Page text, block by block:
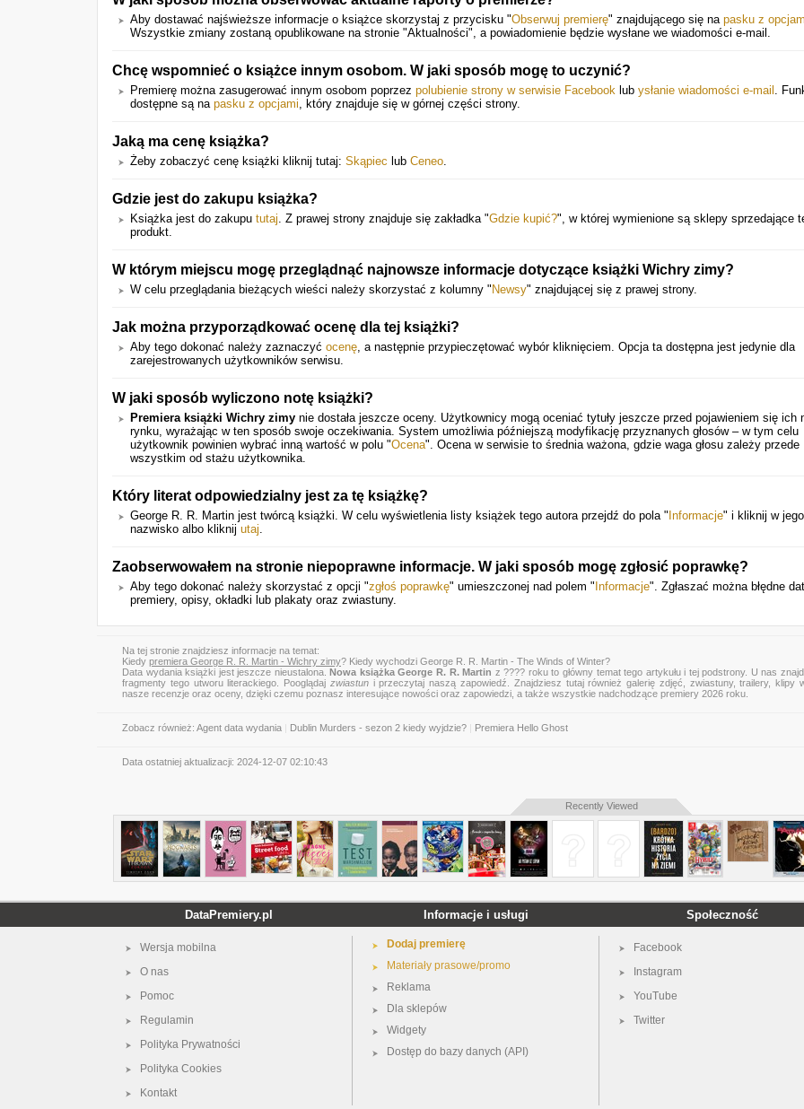
Aby dostawać najświeższe informacje o książce skorzystaj z przycisku "Obserwuj premierę" znajdującego się na pasku z
Wszystkie zmiany zostaną opublikowane na stronie "Aktualności", a powiadomienie będzie wysłane we wiadomości e-mail.
Chcę wspomnieć o książce innym osobom. W jaki sposób mogę to uczynić?
Premierę można zasugerować innym osobom poprzez polubienie strony w serwisie Facebook lub ysłanie wiadomości e-mail .
dostępne są na pasku z opcjami, który znajduje się w górnej części strony.
Jaką ma cenę książka?
Żeby zobaczyć cenę książki kliknij tutaj: Skąpiec lub Ceneo.
Gdzie jest do zakupu książka?
Książka jest do zakupu tutaj. Z prawej strony znajduje się zakładka "Gdzie kupić?", w której wymienione są sklepy sprzedające
produkt.
W którym miejscu mogę przeglądnąć najnowsze informacje dotyczące książki Wichry zimy?
W celu przeglądania bieżących wieści należy skorzystać z kolumny " Newsy" znajdującej się z prawej strony.
Jak można przyporządkować ocenę dla tej książki?
Aby tego dokonać należy zaznaczyć ocenę, a następnie przypieczętować wybór kliknięciem. Opcja ta dostępna jest jedynie dla
zarejestrowanych użytkowników serwisu.
W jaki sposób wyliczono notę książki?
Premiera książki Wichry zimy nie dostała jeszcze oceny. Użytkownicy mogą oceniać tytuły jeszcze przed pojawieniem się ich
rynku, wyrażając w ten sposób swoje oczekiwania. System umożliwia późniejszą modyfikację przyznanych głosów – w tym celu
użytkownik powinien wybrać inną wartość w polu "Ocena". Ocena w serwisie to średnia ważona, gdzie waga głosu zależy przede
wszystkim od stażu użytkownika.
Który literat odpowiedzialny jest za tę książkę?
George R. R. Martin jest twórcą książki. W celu wyświetlenia listy książek tego autora przejdź do pola " Informacje" i kliknij w jego
nazwisko albo kliknij utaj.
Zaobserwowałem na stronie niepoprawne informacje. W jaki sposób mogę zgłosić poprawkę?
Aby tego dokonać należy skorzystać z opcji "zgłoś poprawkę" umieszczonej nad polem " Informacje". Zgłaszać można błędne
premiery, opisy, okładki lub plakaty oraz zwiastuny.
Na tej stronie znajdziesz informacje na temat:
Kiedy premiera George R. R. Martin - Wichry zimy? Kiedy wychodzi George R. R. Martin - The Winds of Winter?
Data wydania książki jest jeszcze nieustalona.Nowa książka George R. R. Martin z ???? roku to główny temat tego artykułu i tej podstrony. U nas
fragmenty tego utworu literackiego. Pooglądaj zwiastuni przeczytaj naszą zapowiedź. Znajdziesz tutaj również galerię zdjęć, zwiastuny, trailery, klipy
nasze recenzje oraz oceny, dzięki czemu poznasz interesujące nowości oraz zapowiedzi, a także wszystkie nadchodzące premiery 2026 roku.
Zobacz również: Agent data wydania Dublin Murders - sezon 2 kiedy wyjdzie? Premiera Hello Ghost
Data ostatniej aktualizacji: 2024-12-07 02:10:43
Recently Viewed
DataPremiery.pl
Wersja mobilna
O nas
Pomoc
Regulamin
Polityka Prywatności
Polityka Cookies
Kontakt
Informacje i usługi
Dodaj premierę
Materiały prasowe/promo
Reklama
Dla sklepów
Widgety
Dostęp do bazy danych (API)
Społeczność
Facebook
Instagram
YouTube
Twitter